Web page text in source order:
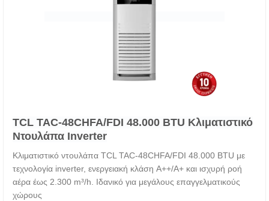
TCL TAC-48CHFA/FDI 48.000 BTU Κλιματιστικό
Ντουλάπα Inverter
Κλιματιστικό ντουλάπα TCL TAC-48CHFA/FDI 48.000 BTU με
τεχνολογία inverter, ενεργειακή κλάση A++/A+ και ισχυρή ροή
αέρα έως 2.300 m³/h. Ιδανικό για μεγάλους επαγγελματικούς
χώρους